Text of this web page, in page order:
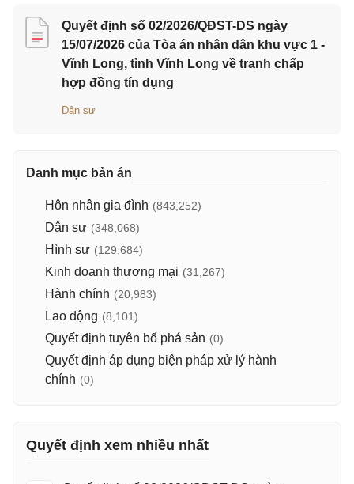
Quyết định số 02/2026/QĐST-DS ngày
15/07/2026 của Tòa án nhân dân khu vực 1 -
Vĩnh Long, tỉnh Vĩnh Long về tranh chấp
hợp đồng tín dụng
Dân sự
Danh mục bản án
Hôn nhân gia đình (843,252)
Dân sự (348,068)
Hình sự (129,684)
Kinh doanh thương mại (31,267)
Hành chính (20,983)
Lao động (8,101)
Quyết định tuyên bố phá sản (0)
Quyết định áp dụng biện pháp xử lý hành
chính (0)
Quyết định xem nhiều nhất